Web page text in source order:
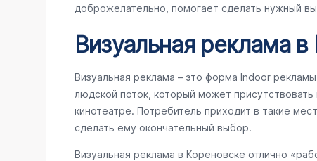
доброжелательно, помогает сделать нужный
Визуальная реклама
Визуальная реклама – это форма Indoor
людской поток, который может присутствовать
кинотеатре. Потребитель приходит в такие
сделать ему окончательный выбор.
Визуальная реклама в Кореновске отлично